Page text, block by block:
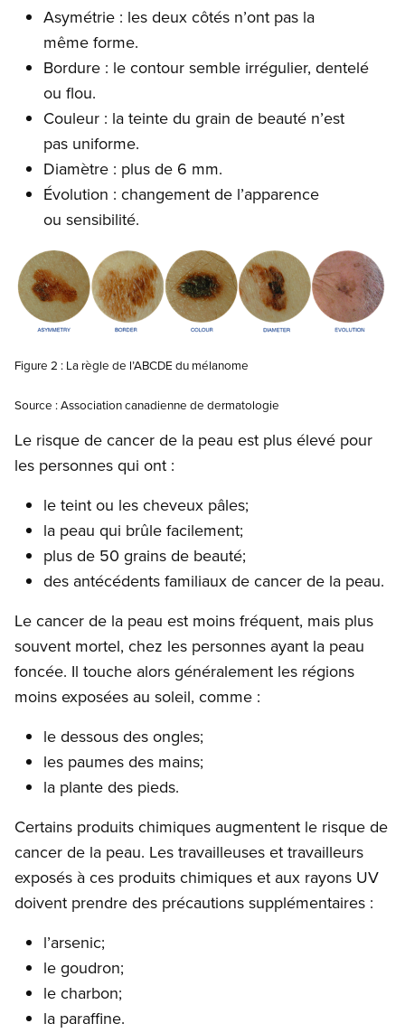
Asymétrie : les deux côtés n’ont pas la
même forme.
Bordure : le contour semble irrégulier, dentelé
ou flou.
Couleur : la teinte du grain de beauté n’est
pas uniforme.
Diamètre : plus de 6 mm.
Évolution : changement de l’apparence
ou sensibilité.
Open image in modal
Figure 2 : La règle de l’ABCDE du mélanome
Source : Association canadienne de dermatologie
Le risque de cancer de la peau est plus élevé pour
les personnes qui ont :
le teint ou les cheveux pâles;
la peau qui brûle facilement;
plus de 50 grains de beauté;
des antécédents familiaux de cancer de la peau.
Le cancer de la peau est moins fréquent, mais plus
souvent mortel, chez les personnes ayant la peau
foncée. Il touche alors généralement les régions
moins exposées au soleil, comme :
le dessous des ongles;
les paumes des mains;
la plante des pieds.
Certains produits chimiques augmentent le risque de
cancer de la peau. Les travailleuses et travailleurs
exposés à ces produits chimiques et aux rayons UV
doivent prendre des précautions supplémentaires :
l’arsenic;
le goudron;
le charbon;
la paraffine.